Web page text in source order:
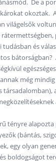
De a
okoztak.
világelsők
és
még
társadalomban),
tényre
(bántás,
egy olyan
boldogságot